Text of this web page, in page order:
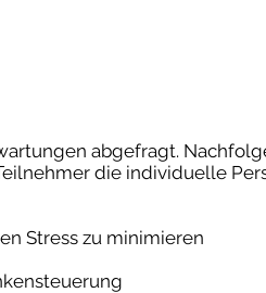
abgefragt.
die individuelle
Stress zu minimieren